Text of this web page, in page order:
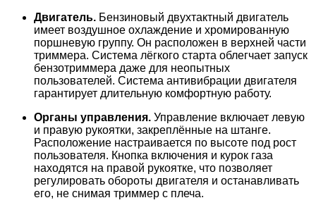
Двигатель. Бензиновый двухтактный двигатель
имеет воздушное охлаждение и хромированную
поршневую группу. Он расположен в верхней части
триммера. Система лёгкого старта облегчает запуск
бензотриммера даже для неопытных
пользователей. Система антивибрации двигателя
гарантирует длительную комфортную работу.
Органы управления. Управление включает левую
и правую рукоятки, закреплённые на штанге.
Расположение настраивается по высоте под рост
пользователя. Кнопка включения и курок газа
находятся на правой рукоятке, что позволяет
регулировать обороты двигателя и останавливать
его, не снимая триммер с плеча.